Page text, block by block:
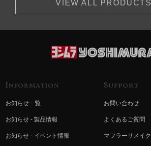
VIEW ALL PRODUCTS
Information
お知らせ一覧
お知らせ - 製品情報
お知らせ - イベント情報
Support
お問い合わせ
よくあるご質問
マフラーリメイク